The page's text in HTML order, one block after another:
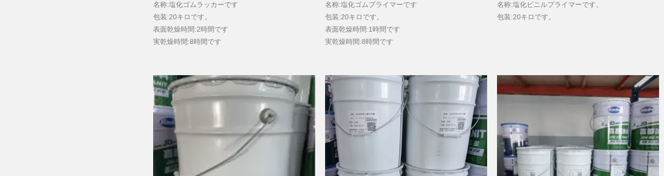
名称:塩化ゴムラッカーです
包装:20キロです。
表面乾燥時間:2時間です
実乾燥時間:8時間です
名称:塩化ゴムプライマーです
包装:20キロです。
表面乾燥時間:1時間です
実乾燥時間:8時間です
名称:塩化ビニルプライマーです。
包装:20キロです。